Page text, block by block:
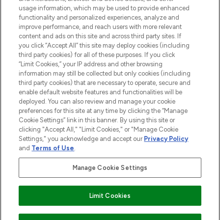
Consentement aux cookies
Do Not Sell or Share My Personal
Information
AIDE ET INFORMATIONS
INFORMATIONS GÉNÉRALES
À PROPOS DE LOOKFANTASTIC
Payer en toute sécurité avec
usage information, which may be used to provide enhanced
functionality and personalized experiences, analyze and
improve performance, and reach users with more relevant
content and ads on this site and across third party sites. If
you click “Accept All” this site may deploy cookies (including
third party cookies) for all of these purposes. If you click
“Limit Cookies,” your IP address and other browsing
information may still be collected but only cookies (including
third party cookies) that are necessary to operate, secure and
enable default website features and functionalities will be
deployed. You can also review and manage your cookie
preferences for this site at any time by clicking the “Manage
Cookie Settings” link in this banner. By using this site or
clicking "Accept All," "Limit Cookies," or "Manage Cookie
Settings," you acknowledge and accept our Privacy Policy
and Terms of Use.
Manage Cookie Settings
Limit Cookies